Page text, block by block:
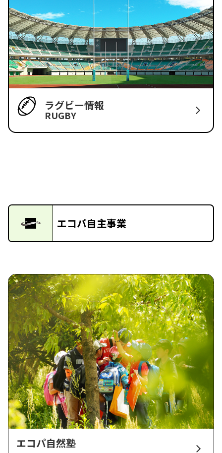
ラグビー情報
RUGBY
エコパ自主事業
エコパ自然塾